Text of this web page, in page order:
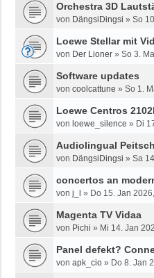
Orchestra 3D
von DängsiDingsi » So
Loewe Stellar mit
von Der Lioner » So 3.
Software updates
von coolcattune » So 1.
Loewe Centros
von loewe_silence » Di
Audiolingual
von DängsiDingsi » Sa
concertos an
von j_l » Do 15. Jan
Magenta TV Vidaa
von Pichi » Mi 14. Jan
Panel defekt?
von apk_cio » Do 8. Jan